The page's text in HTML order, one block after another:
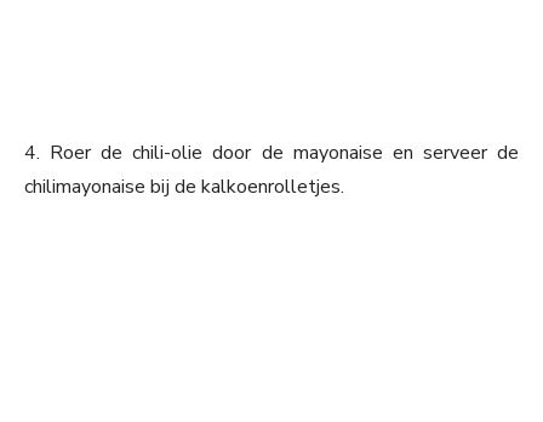
4. Roer de chili-olie door de mayonaise en serveer de
chilimayonaise bij de kalkoenrolletjes.